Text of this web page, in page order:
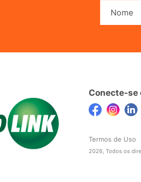
Conecte-se
Termos de Uso
2026, Todos os